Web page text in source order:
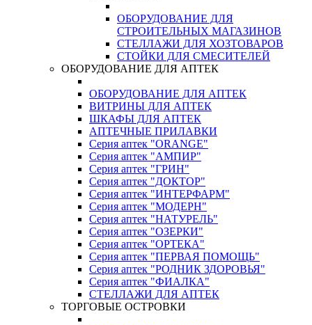
ОБОРУДОВАНИЕ ДЛЯ
СТРОИТЕЛЬНЫХ МАГАЗИНОВ
СТЕЛЛАЖИ ДЛЯ ХОЗТОВАРОВ
СТОЙКИ ДЛЯ СМЕСИТЕЛЕЙ
ОБОРУДОВАНИЕ ДЛЯ АПТЕК
ОБОРУДОВАНИЕ ДЛЯ АПТЕК
ВИТРИНЫ ДЛЯ АПТЕК
ШКАФЫ ДЛЯ АПТЕК
АПТЕЧНЫЕ ПРИЛАВКИ
Серия аптек "ORANGE"
Серия аптек "АМПИР"
Серия аптек "ГРИН"
Серия аптек "ДОКТОР"
Серия аптек "ИНТЕРФАРМ"
Серия аптек "МОДЕРН"
Серия аптек "НАТУРЕЛЬ"
Серия аптек "ОЗЕРКИ"
Серия аптек "ОРТЕКА"
Серия аптек "ПЕРВАЯ ПОМОЩЬ"
Серия аптек "РОДНИК ЗДОРОВЬЯ"
Серия аптек "ФИАЛКА"
СТЕЛЛАЖИ ДЛЯ АПТЕК
ТОРГОВЫЕ ОСТРОВКИ